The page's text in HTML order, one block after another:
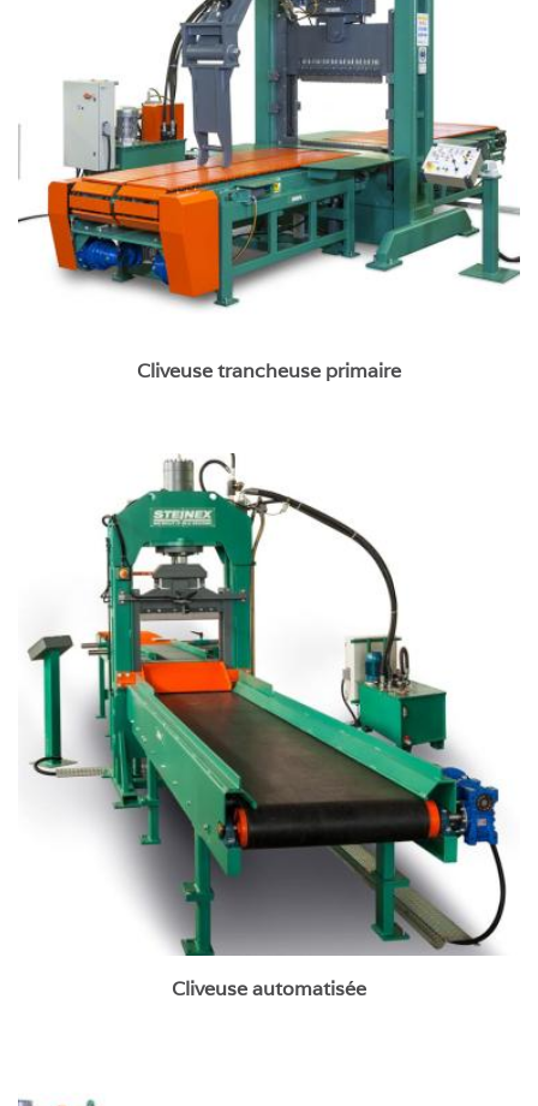
Cliveuse trancheuse primaire
Cliveuse trancheuse primaire
Cliveuse automatisée
Cliveuse automatisée